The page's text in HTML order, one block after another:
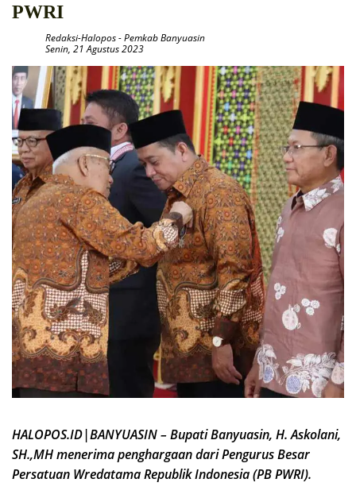
PWRI
Redaksi-Halopos-Pemkab Banyuasin
Senin, 21 Agustus 2023
HALOPOS.ID|BANYUASIN – Bupati Banyuasin, H. Askolani,
SH.,MH menerima penghargaan dari Pengurus Besar
Persatuan Wredatama Republik Indonesia (PB PWRI).